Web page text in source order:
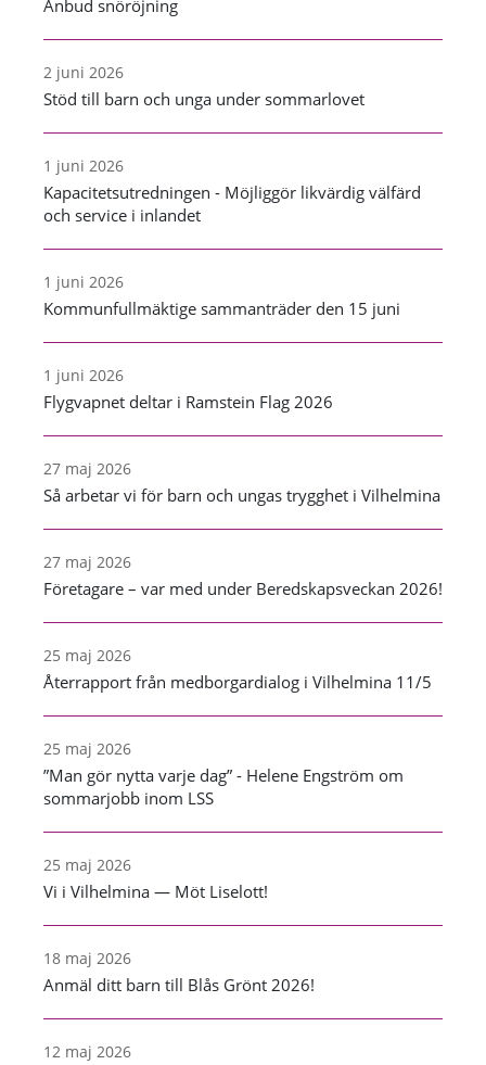
Anbud snöröjning
2 juni 2026
Stöd till barn och unga under sommarlovet
1 juni 2026
Kapacitetsutredningen - Möjliggör likvärdig välfärd
och service i inlandet
1 juni 2026
Kommunfullmäktige sammanträder den 15 juni
1 juni 2026
Flygvapnet deltar i Ramstein Flag 2026
27 maj 2026
Så arbetar vi för barn och ungas trygghet i Vilhelmina
27 maj 2026
Företagare – var med under Beredskapsveckan 2026!
25 maj 2026
Återrapport från medborgardialog i Vilhelmina 11/5
25 maj 2026
”Man gör nytta varje dag” - Helene Engström om
sommarjobb inom LSS
25 maj 2026
Vi i Vilhelmina — Möt Liselott!
18 maj 2026
Anmäl ditt barn till Blås Grönt 2026!
12 maj 2026